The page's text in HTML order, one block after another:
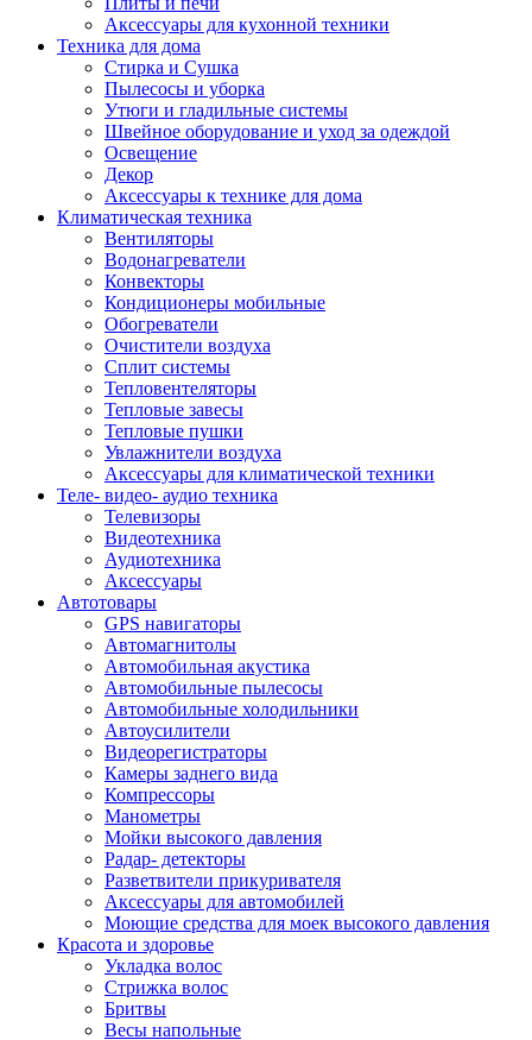
Аксессуары для кухонной техники
Техника для дома
Стирка и Сушка
Пылесосы и уборка
Утюги и гладильные системы
Швейное оборудование и уход за одеждой
Освещение
Декор
Аксессуары к технике для дома
Климатическая техника
Вентиляторы
Водонагреватели
Конвекторы
Кондиционеры мобильные
Обогреватели
Очистители воздуха
Сплит системы
Тепловентеляторы
Тепловые завесы
Тепловые пушки
Увлажнители воздуха
Аксессуары для климатической техники
Теле- видео- аудио техника
Телевизоры
Видеотехника
Аудиотехника
Аксессуары
Автотовары
GPS навигаторы
Автомагнитолы
Автомобильная акустика
Автомобильные пылесосы
Автомобильные холодильники
Автоусилители
Видеорегистраторы
Камеры заднего вида
Компрессоры
Манометры
Мойки высокого давления
Радар- детекторы
Разветвители прикуривателя
Аксессуары для автомобилей
Моющие средства для моек высокого давления
Красота и здоровье
Укладка волос
Стрижка волос
Бритвы
Весы напольные